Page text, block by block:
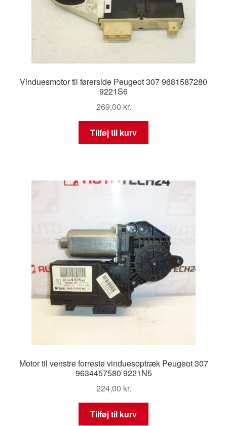
Vinduesmotor til førerside Peugeot 307 9681587280
9221S6
269,00 kr.
Tilføj til kurv
Motor til venstre forreste vinduesoptræk Peugeot 307
9634457580 9221N5
224,00 kr.
Tilføj til kurv